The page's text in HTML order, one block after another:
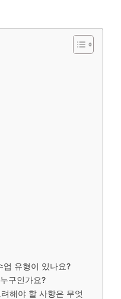
업 유형이 있나요?
구인가요?
해야 할 사항은 무엇